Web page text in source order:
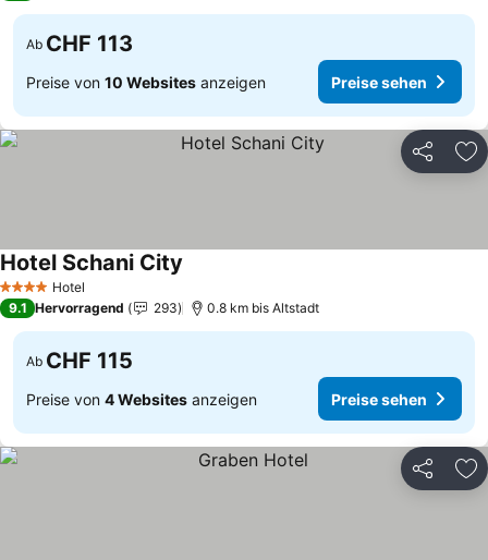
Ab CHF 113
Preise von 10 Websites anzeigen Preise sehen
Teilen
4 Sterne Hotel
Hotel Schani City
9.1 Hervorragend 293 0.8 km bis Altstadt
Ab CHF 115
Preise von 4 Websites anzeigen Preise sehen
Teilen